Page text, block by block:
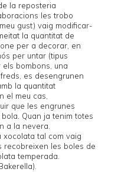
la reposteria
les trobo
gust) vaig modificar-
la quantitat de
per a decorar, en
per untar (tipus
bombons, una
es desengrunen
la quantitat
el meu cas,
que les engrunes
Quan ja tenim totes
a la nevera.
xocolata tal com vaig
recobreixen les boles de
temperada.
).